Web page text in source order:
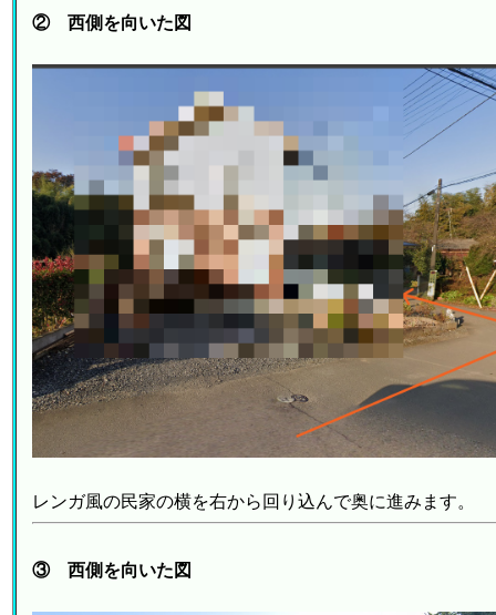
② 西側を向いた図
レンガ風の民家の横を右から回り込んで奥に進みます。
③ 西側を向いた図